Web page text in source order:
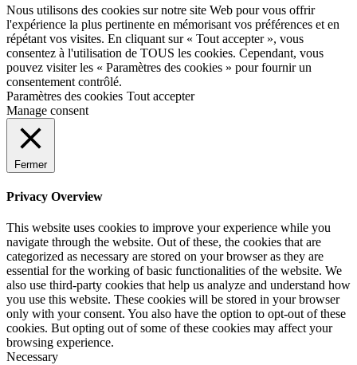
Nous utilisons des cookies sur notre site Web pour vous offrir
l'expérience la plus pertinente en mémorisant vos préférences et en
répétant vos visites. En cliquant sur « Tout accepter », vous
consentez à l'utilisation de TOUS les cookies. Cependant, vous
pouvez visiter les « Paramètres des cookies » pour fournir un
consentement contrôlé.
Paramètres des cookies Tout accepter
Manage consent
Fermer
Privacy Overview
This website uses cookies to improve your experience while you
navigate through the website. Out of these, the cookies that are
categorized as necessary are stored on your browser as they are
essential for the working of basic functionalities of the website. We
also use third-party cookies that help us analyze and understand how
you use this website. These cookies will be stored in your browser
only with your consent. You also have the option to opt-out of these
cookies. But opting out of some of these cookies may affect your
browsing experience.
Necessary